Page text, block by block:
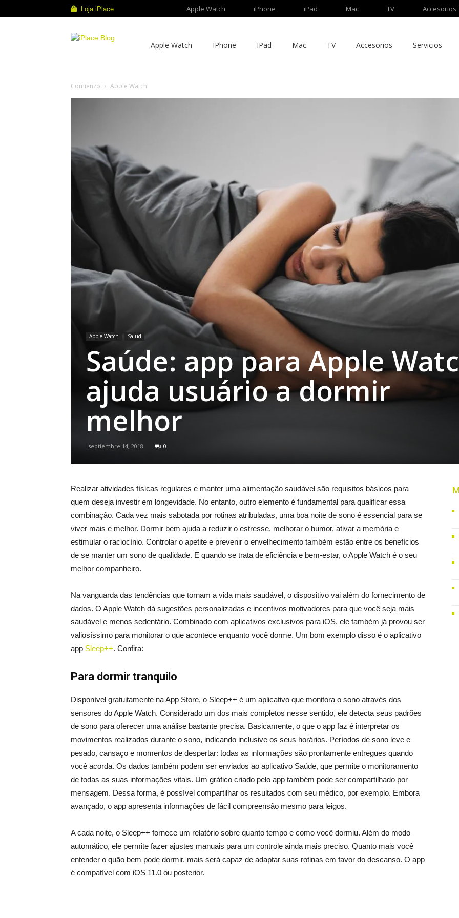
Loja iPlace Apple Watch iPhone iPad Mac TV Accesorios
Apple Watch IPhone IPad Mac TV Accesorios Servicios
Comienzo Apple Watch
Apple Watch Salud
Saúde: app para Apple
ajuda usuário a dormir
melhor
septiembre 14, 2018 0
Realizar atividades físicas regulares e manter uma alimentação saudável são requisitos básicos para
quem deseja investir em longevidade. No entanto, outro elemento é fundamental para qualificar essa
combinação. Cada vez mais sabotada por rotinas atribuladas, uma boa noite de sono é essencial para se
viver mais e melhor. Dormir bem ajuda a reduzir o estresse, melhorar o humor, ativar a memória e
estimular o raciocínio. Controlar o apetite e prevenir o envelhecimento também estão entre os benefícios
de se manter um sono de qualidade. E quando se trata de eficiência e bem-estar, o Apple Watch é o seu
melhor companheiro.
Na vanguarda das tendências que tornam a vida mais saudável, o dispositivo vai além do fornecimento de
dados. O Apple Watch dá sugestões personalizadas e incentivos motivadores para que você seja mais
saudável e menos sedentário. Combinado com aplicativos exclusivos para iOS, ele também já provou ser
valiosíssimo para monitorar o que acontece enquanto você dorme. Um bom exemplo disso é o aplicativo
app Sleep++. Confira:
Para dormir tranquilo
Disponível gratuitamente na App Store, o Sleep++ é um aplicativo que monitora o sono através dos
sensores do Apple Watch. Considerado um dos mais completos nesse sentido, ele detecta seus padrões
de sono para oferecer uma análise bastante precisa. Basicamente, o que o app faz é interpretar os
movimentos realizados durante o sono, indicando inclusive os seus horários. Períodos de sono leve e
pesado, cansaço e momentos de despertar: todas as informações são prontamente entregues quando
você acorda. Os dados também podem ser enviados ao aplicativo Saúde, que permite o monitoramento
de todas as suas informações vitais. Um gráfico criado pelo app também pode ser compartilhado por
mensagem. Dessa forma, é possível compartilhar os resultados com seu médico, por exemplo. Embora
avançado, o app apresenta informações de fácil compreensão mesmo para leigos.
A cada noite, o Sleep++ fornece um relatório sobre quanto tempo e como você dormiu. Além do modo
automático, ele permite fazer ajustes manuais para um controle ainda mais preciso. Quanto mais você
entender o quão bem pode dormir, mais será capaz de adaptar suas rotinas em favor do descanso. O app
é compatível com iOS 11.0 ou posterior.